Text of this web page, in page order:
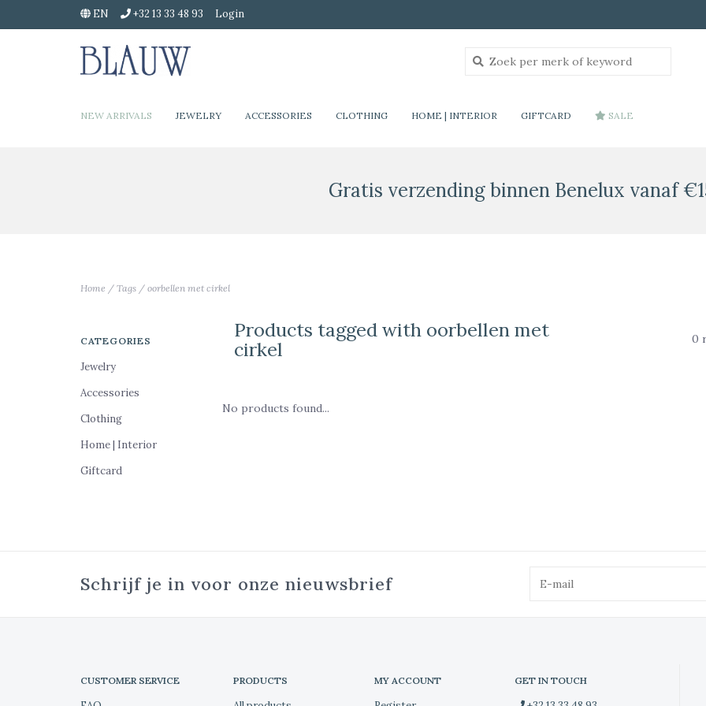
EN +32 13 33 48 93 Login
NEW ARRIVALS JEWELRY ACCESSORIES CLOTHING HOME | INTERIOR GIFTCARD SALE
Gratis verzending binnen Benelux vanaf
Home / Tags / oorbellen met cirkel
CATEGORIES
Jewelry
Accessories
Clothing
Home | Interior
Giftcard
Products tagged with oorbellen met
cirkel
0
No products found...
Schrijf je in voor onze nieuwsbrief
CUSTOMER SERVICE PRODUCTS MY ACCOUNT GET IN TOUCH